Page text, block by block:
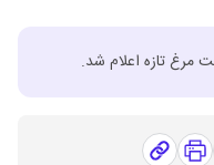
مرغ تازه اعلام شد.